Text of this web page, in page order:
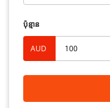
ប៉ុន្មាន
AUD